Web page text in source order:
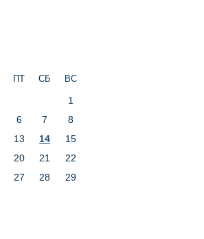
ПТ СБ ВС
1
6 7
8
13 14
15
20 21
22
27 28
29